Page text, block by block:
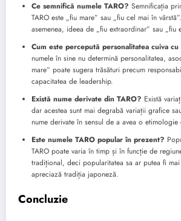
Ce semnifică numele TARO? Semnificația
TARO este „fiu mare” sau „fiu cel mai în
asemenea, ideea de „fiu extraordinar” sau „fiu
Cum este percepută personalitatea cuiva
numele în sine nu determină personalitatea,
mare” poate sugera trăsături precum
capacitatea de leadership.
Există nume derivate din TARO? Există
dar acestea sunt mai degrabă variații grafice
nume derivate în sensul de a avea o etimologie
Este numele TARO popular în prezent?
TARO poate varia în timp și în funcție de
tradițional, deci popularitatea sa ar putea fi
apreciază tradiția japoneză.
Concluzie